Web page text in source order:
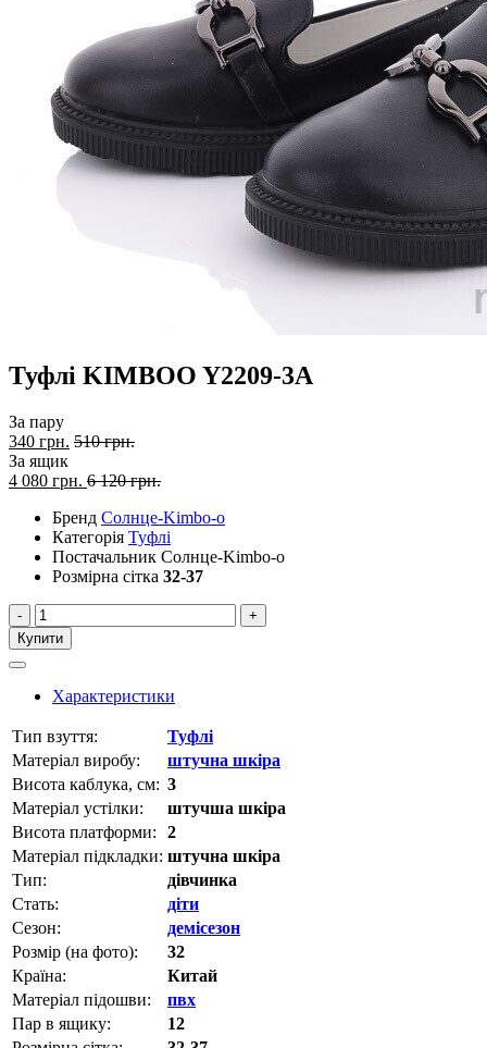
Туфлі KIMBOO Y2209-3A
За пару
340 грн. 510 грн.
За ящик
4 080 грн. 6 120 грн.
Бренд Солнце-Kimbo-o
Категорія Туфлі
Постачальник Солнце-Kimbo-o
Розмірна сітка 32-37
-
+
Купити
Характеристики
Тип взуття:
Туфлі
Матеріал виробу:
штучна шкіра
Висота каблука, см: 3
Матеріал устілки:
штучша шкіра
Висота платформи:
2
Матеріал підкладки: штучна шкіра
Тип:
дівчинка
Стать:
діти
Сезон:
демісезон
Розмір (на фото):
32
Країна:
Китай
Матеріал підошви:
пвх
Пар в ящику:
12